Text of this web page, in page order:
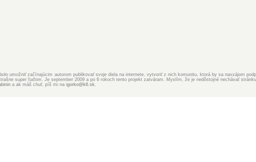
umožniť začínajúcim autorom publikovať svoje diela na internete, vytvoriť z nich komunitu, ktorá by sa navzájom
super ľuďom. Je september 2009 a po 6 rokoch tento projekt zatváram. Myslím, že je nedôstojné nechávať
a ak máš chuť, píš mi na igorko@k6.sk